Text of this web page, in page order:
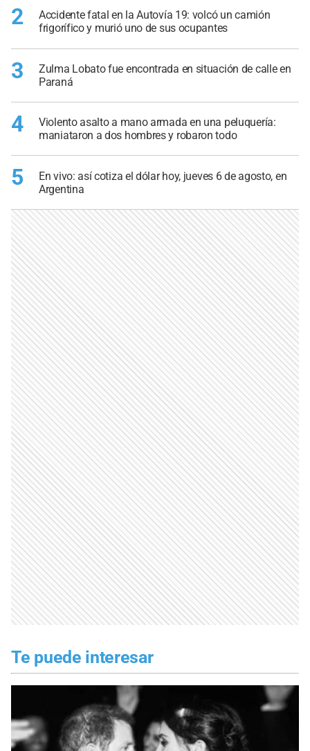
2
Accidente fatal en la Autovía 19: volcó un camión
frigorífico y murió uno de sus ocupantes
3
Zulma Lobato fue encontrada en situación de calle en
Paraná
4
Violento asalto a mano armada en una peluquería:
maniataron a dos hombres y robaron todo
5
En vivo: así cotiza el dólar hoy, jueves 6 de agosto, en
Argentina
Te puede interesar